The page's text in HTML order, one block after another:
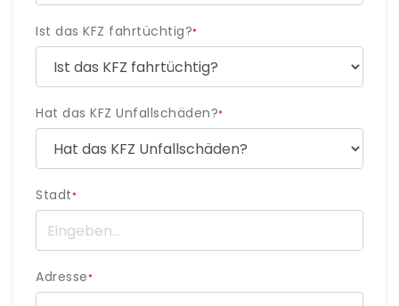
Ist das KFZ fahrtüchtig?*
Hat das KFZ Unfallschäden?*
Stadt*
Adresse*